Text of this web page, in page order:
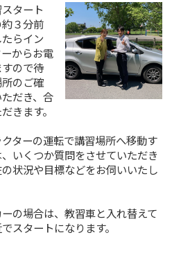
タート
３分前
らイン
からお電
ので待
のご確
だき、合
きます。
ターの運転で講習場所へ移動す
いくつか質問をさせていただき
状況や目標などをお伺いいたし
の場合は、教習車と入れ替えて
スタートになります。